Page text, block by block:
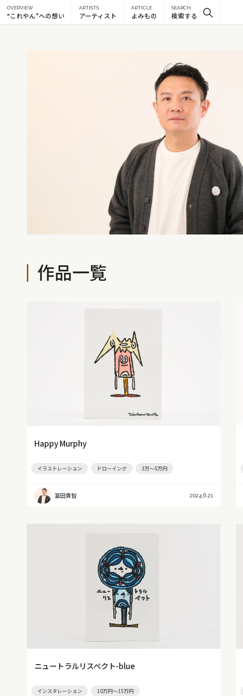
OVERVIEW
“これやん”への想い
ARTISTS
アーティスト
ARTICLE
よみもの
SEARCH
検索する
作品一覧
Happy Murphy
イラストレーション ドローイング 3万～5万円
富田貴智 2024.6.21
ニュートラルリスペクト-blue
インスタレーション 10万円～15万円